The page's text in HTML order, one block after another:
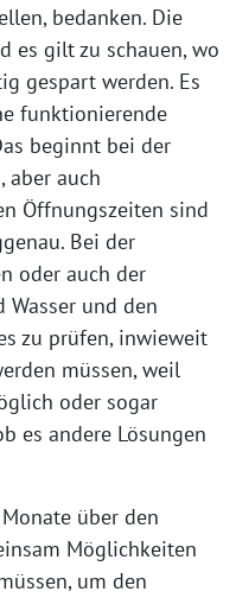
bedanken. Die
es gilt zu schauen, wo
gespart werden. Es
funktionierende
beginnt bei der
aber auch
Öffnungszeiten sind
Bei der
oder auch der
Wasser und den
zu prüfen, inwieweit
müssen, weil
oder sogar
es andere Lösungen
über den
Möglichkeiten
um den